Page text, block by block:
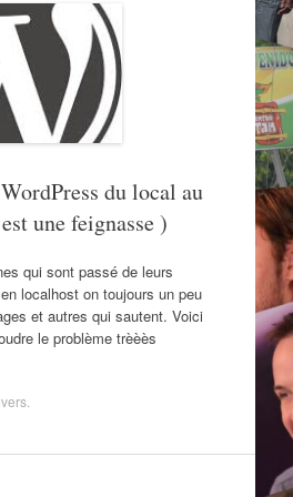
du local au
une feignasse )
qui sont passé de leurs
localhost on toujours un peu
et autres qui sautent. Voici
le problème trèèès
.